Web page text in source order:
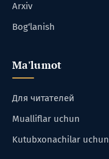
Arxiv
Bog‘lanish
Ma'lumot
Для читателей
Mualliflar uchun
Kutubxonachilar uchun